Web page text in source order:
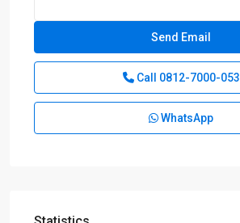
Call 0812-7000-053
WhatsApp